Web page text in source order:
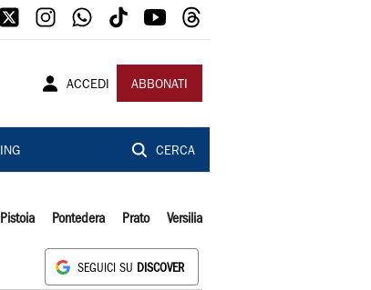
ACCEDI ABBONATI
CERCA
Pistoia Pontedera Prato Versilia
SEGUICI SU DISCOVER